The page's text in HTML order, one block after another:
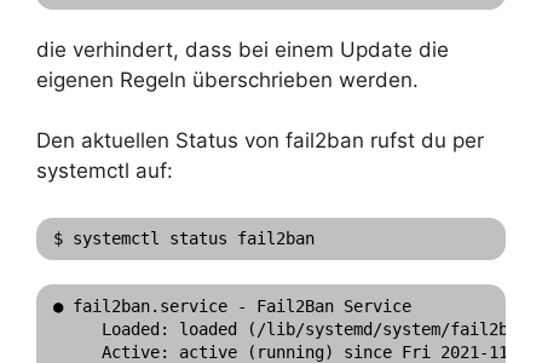
die verhindert, dass bei einem Update die
eigenen Regeln überschrieben werden.
Den aktuellen Status von fail2ban rufst du per
systemctl auf:
$ systemctl status fail2ban
● fail2ban.service - Fail2Ban Service
Loaded: loaded (/lib/systemd/system/
Active: active (running) since Fri 2021-11-